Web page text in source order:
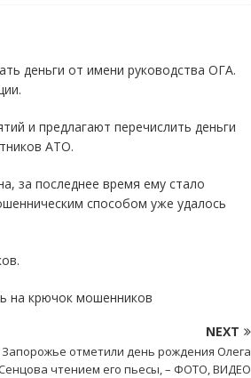
деньги от имени руководства ОГА.
и предлагают перечислить деньги
АТО.
за последнее время ему стало
способом уже удалось
на крючок мошенников
NEXT
отметили день рождения Олега
чтением его пьесы, – ФОТО, ВИДЕО